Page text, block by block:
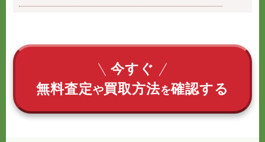
今すぐ
無料査定や買取方法を確認する